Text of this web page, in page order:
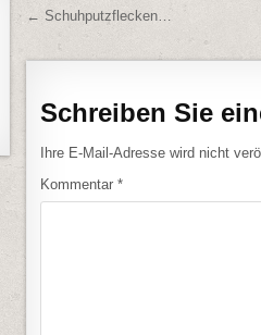
← Schuhputzflecken…
Schreiben Sie
Ihre E-Mail-Adresse wird nicht
Kommentar*